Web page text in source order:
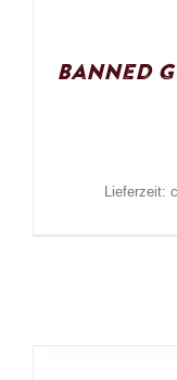
Banned
Lieferzeit: